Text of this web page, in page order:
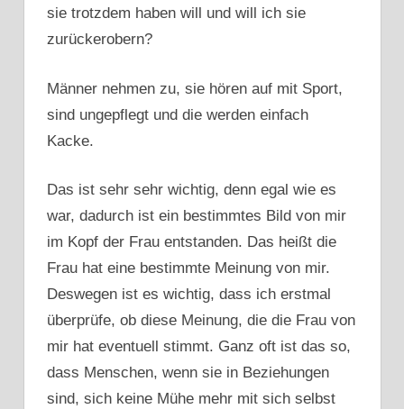
sie trotzdem haben will und will ich sie
zurückerobern?
Männer nehmen zu, sie hören auf mit Sport,
sind ungepflegt und die werden einfach
Kacke.
Das ist sehr sehr wichtig, denn egal wie es
war, dadurch ist ein bestimmtes Bild von mir
im Kopf der Frau entstanden. Das heißt die
Frau hat eine bestimmte Meinung von mir.
Deswegen ist es wichtig, dass ich erstmal
überprüfe, ob diese Meinung, die die Frau von
mir hat eventuell stimmt. Ganz oft ist das so,
dass Menschen, wenn sie in Beziehungen
sind, sich keine Mühe mehr mit sich selbst